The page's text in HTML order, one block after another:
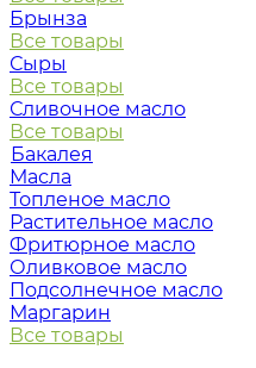
Брынза
Все товары
Сыры
Все товары
Сливочное масло
Все товары
Бакалея
Масла
Топленое масло
Растительное масло
Фритюрное масло
Оливковое масло
Подсолнечное масло
Маргарин
Все товары